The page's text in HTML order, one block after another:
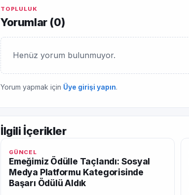
TOPLULUK
Yorumlar (0)
Henüz yorum bulunmuyor.
Yorum yapmak için Üye girişi yapın.
İlgili İçerikler
GÜNCEL
Emeğimiz Ödülle Taçlandı: Sosyal
Medya Platformu Kategorisinde
Başarı Ödülü Aldık